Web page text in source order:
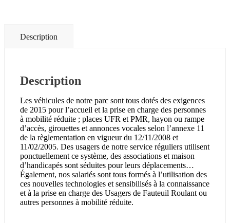
Description
Description
Les véhicules de notre parc sont tous dotés des exigences
de 2015 pour l’accueil et la prise en charge des personnes
à mobilité réduite ; places UFR et PMR, hayon ou rampe
d’accès, girouettes et annonces vocales selon l’annexe 11
de la règlementation en vigueur du 12/11/2008 et
11/02/2005. Des usagers de notre service réguliers utilisent
ponctuellement ce système, des associations et maison
d’handicapés sont séduites pour leurs déplacements…
Également, nos salariés sont tous formés à l’utilisation des
ces nouvelles technologies et sensibilisés à la connaissance
et à la prise en charge des Usagers de Fauteuil Roulant ou
autres personnes à mobilité réduite.